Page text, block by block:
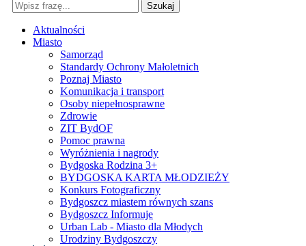
Szukaj
Aktualności
Miasto
Samorząd
Standardy Ochrony Małoletnich
Poznaj Miasto
Komunikacja i transport
Osoby niepełnosprawne
Zdrowie
ZIT BydOF
Pomoc prawna
Wyróżnienia i nagrody
Bydgoska Rodzina 3+
BYDGOSKA KARTA MŁODZIEŻY
Konkurs Fotograficzny
Bydgoszcz miastem równych szans
Bydgoszcz Informuje
Urban Lab - Miasto dla Młodych
Urodziny Bydgoszczy